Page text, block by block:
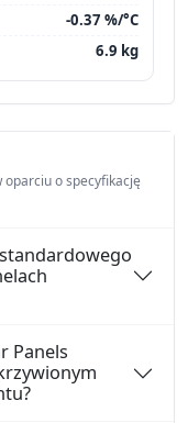
-0.37 %/°C
6.9 kg
o specyfikację
standardowego
Panels